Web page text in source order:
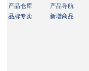
产品仓库
产品导航
品牌专卖
新增商品